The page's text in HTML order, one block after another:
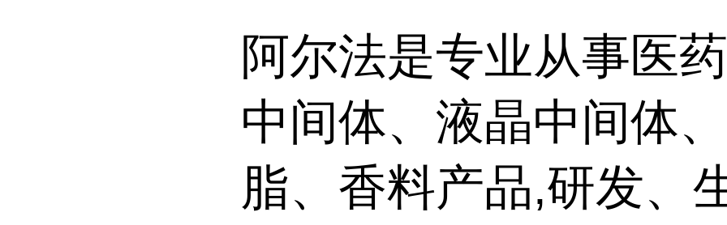
阿尔法是专业从事医
中间体、液晶中间体
脂、香料产品,研发、